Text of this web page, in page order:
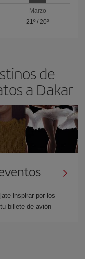
Marzo
21º /20º
de
a Dakar
inspirar por los
billete de avión